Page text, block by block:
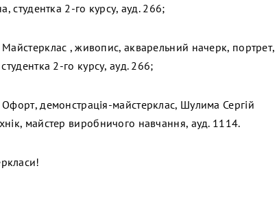
студентка 2-го курсу, ауд. 266;
, живопис, акварельний начерк, портрет,
2-го курсу, ауд. 266;
демонстрація-майстерклас, Шулима Сергій
майстер виробничого навчання, ауд. 1114.